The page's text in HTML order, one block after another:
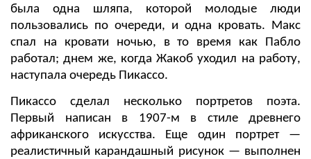
была одна шляпа, которой молодые люди
пользовались по очереди, и одна кровать. Макс
спал на кровати ночью, в то время как Пабло
работал; днем же, когда Жакоб уходил на работу,
наступала очередь Пикассо.
Пикассо сделал несколько портретов поэта.
Первый написан в 1907-м в стиле древнего
африканского искусства. Еще один портрет —
реалистичный карандашный рисунок — выполнен